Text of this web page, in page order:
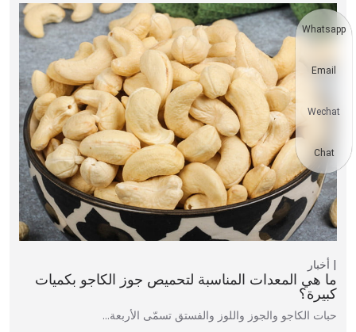
أخبار
ما هي المعدات المناسبة لتحميص جوز الكاجو بكميات
كبيرة؟
حبات الكاجو والجوز واللوز والفستق تسمّى الأربعة…
Whatsapp
Email
Wechat
Chat